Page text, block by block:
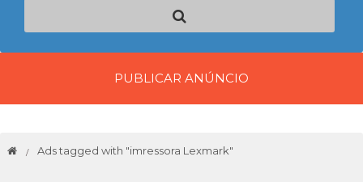
PUBLICAR ANÚNCIO
Ads tagged with "imressora Lexmark"